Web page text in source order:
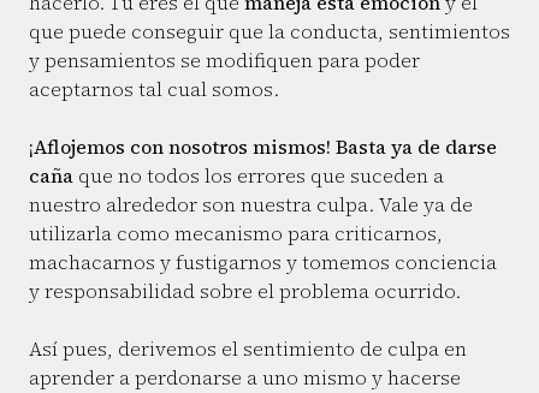
que puede conseguir que la conducta, sentimientos
y pensamientos se modifiquen para poder
aceptarnos tal cual somos.
¡Aflojemos con nosotros mismos! Basta ya de darse
caña que no todos los errores que suceden a
nuestro alrededor son nuestra culpa. Vale ya de
utilizarla como mecanismo para criticarnos,
machacarnos y fustigarnos y tomemos conciencia
y responsabilidad sobre el problema ocurrido.
Así pues, derivemos el sentimiento de culpa en
aprender a perdonarse a uno mismo y hacerse